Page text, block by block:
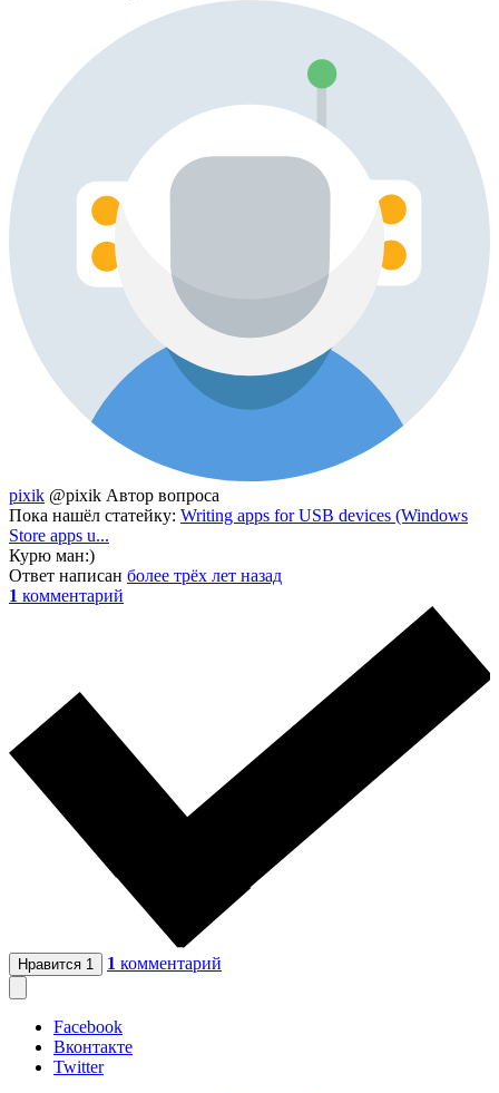
pixik @pixik Автор вопроса
Пока нашёл статейку: Writing apps for USB devices (Windows
Store apps u...
Курю ман:)
Ответ написан более трёх лет назад
1 комментарий
Нравится 1 1 комментарий
Facebook
Вконтакте
Twitter